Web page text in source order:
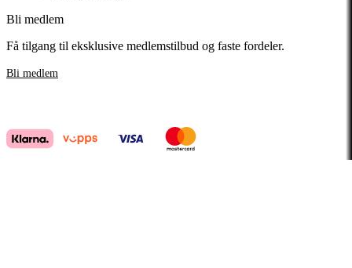
Bli medlem
Få tilgang til eksklusive medlemstilbud og faste fordeler.
Bli medlem